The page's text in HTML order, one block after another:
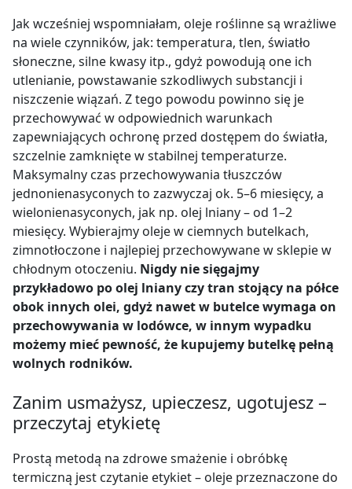
Jak wcześniej wspomniałam, oleje roślinne są wrażliwe
na wiele czynników, jak: temperatura, tlen, światło
słoneczne, silne kwasy itp., gdyż powodują one ich
utlenianie, powstawanie szkodliwych substancji i
niszczenie wiązań. Z tego powodu powinno się je
przechowywać w odpowiednich warunkach
zapewniających ochronę przed dostępem do światła,
szczelnie zamknięte w stabilnej temperaturze.
Maksymalny czas przechowywania tłuszczów
jednonienasyconych to zazwyczaj ok. 5–6 miesięcy, a
wielonienasyconych, jak np. olej lniany – od 1–2
miesięcy. Wybierajmy oleje w ciemnych butelkach,
zimnotłoczone i najlepiej przechowywane w sklepie w
chłodnym otoczeniu. Nigdy nie sięgajmy
przykładowo po olej lniany czy tran stojący na półce
obok innych olei, gdyż nawet w butelce wymaga on
przechowywania w lodówce, w innym wypadku
możemy mieć pewność, że kupujemy butelkę pełną
wolnych rodników.
Zanim usmażysz, upieczesz, ugotujesz –
przeczytaj etykietę
Prostą metodą na zdrowe smażenie i obróbkę
termiczną jest czytanie etykiet – oleje przeznaczone do